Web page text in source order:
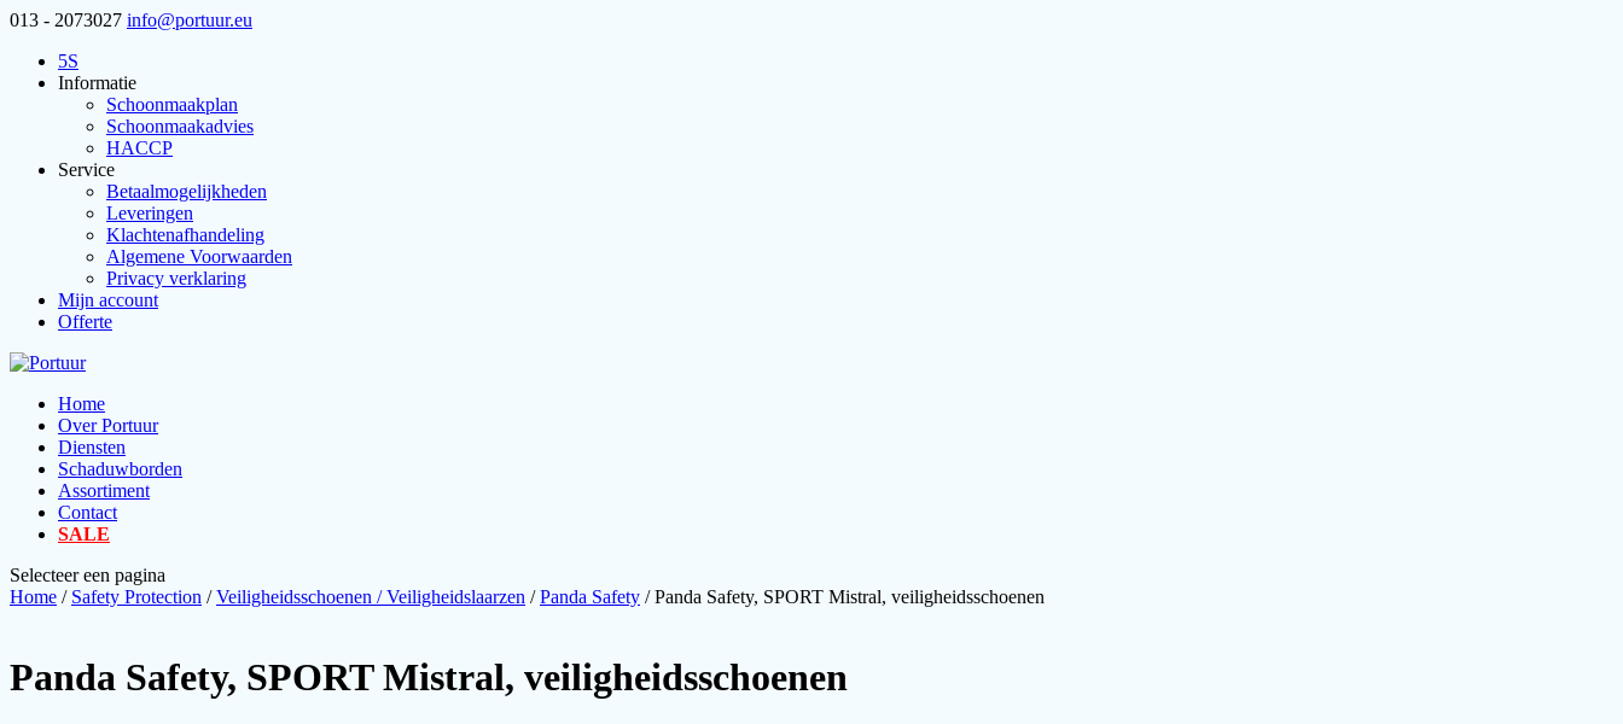
013 - 2073027 info@portuur.eu
5S
Informatie
Schoonmaakplan
Schoonmaakadvies
HACCP
Service
Betaalmogelijkheden
Leveringen
Klachtenafhandeling
Algemene Voorwaarden
Privacy verklaring
Mijn account
Offerte
Home
Over Portuur
Diensten
Schaduwborden
Assortiment
Contact
SALE
Selecteer een pagina
Home / Safety Protection /Veiligheidsschoenen / Veiligheidslaarzen /Panda Safety / Panda Safety, SPORT Mistral, veiligheidsschoenen
Panda Safety, SPORT Mistral, veiligheidsschoenen